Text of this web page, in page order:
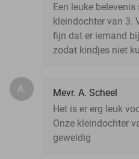
Een leuke
kleindochter van 3.
fijn dat er iemand
zodat kindjes niet
A.
Mevr. A. Scheel
Het is er erg leuk
Onze kleindochter
geweldig